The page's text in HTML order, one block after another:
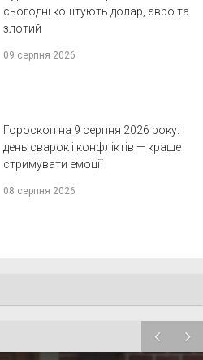
сьогодні коштують долар, євро та
злотий
09 серпня 2026
Гороскоп на 9 серпня 2026 року:
день сварок і конфліктів — краще
стримувати емоції
08 серпня 2026